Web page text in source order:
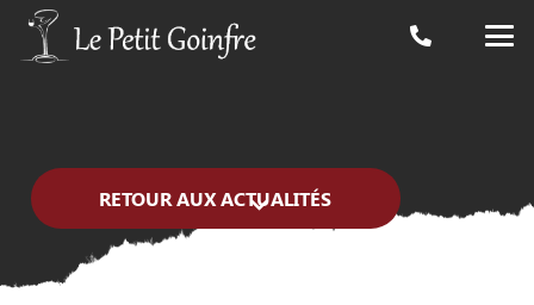
RETOUR AUX ACTUALITÉS